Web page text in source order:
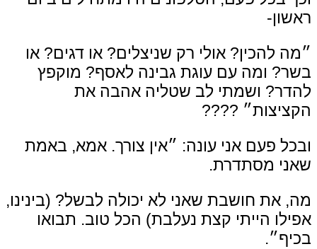
ראשון-
״מה להכין? אולי רק שניצלים? או דגים? או
בשר? ומה עם עוגת גבינה לאסף? מוקפץ
להדר? ושמתי לב שטליה אהבה את
הקציצות״ ????
ובכל פעם אני עונה: ״אין צורך. אמא, באמת
שאני מסתדרת.
מה, את חושבת שאני לא יכולה לבשל? (בינינו,
אפילו הייתי קצת נעלבת) הכל טוב. תבואו
בכיף״.